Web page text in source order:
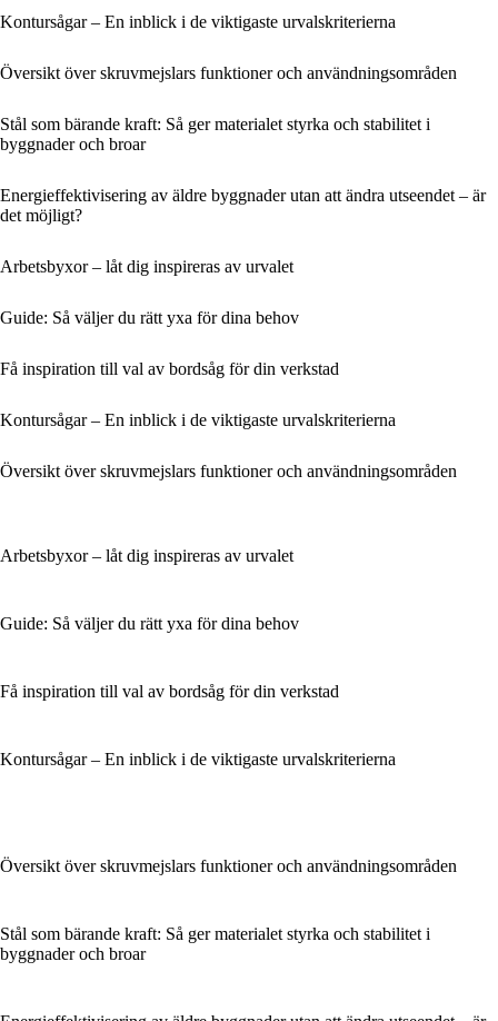
Kontursågar – En inblick i de viktigaste urvalskriterierna
Översikt över skruvmejslars funktioner och användningsområden
Stål som bärande kraft: Så ger materialet styrka och stabilitet i
byggnader och broar
Energieffektivisering av äldre byggnader utan att ändra utseendet – är
det möjligt?
Arbetsbyxor – låt dig inspireras av urvalet
Guide: Så väljer du rätt yxa för dina behov
Få inspiration till val av bordsåg för din verkstad
Kontursågar – En inblick i de viktigaste urvalskriterierna
Översikt över skruvmejslars funktioner och användningsområden
Arbetsbyxor – låt dig inspireras av urvalet
Guide: Så väljer du rätt yxa för dina behov
Få inspiration till val av bordsåg för din verkstad
Kontursågar – En inblick i de viktigaste urvalskriterierna
Översikt över skruvmejslars funktioner och användningsområden
Stål som bärande kraft: Så ger materialet styrka och stabilitet i
byggnader och broar